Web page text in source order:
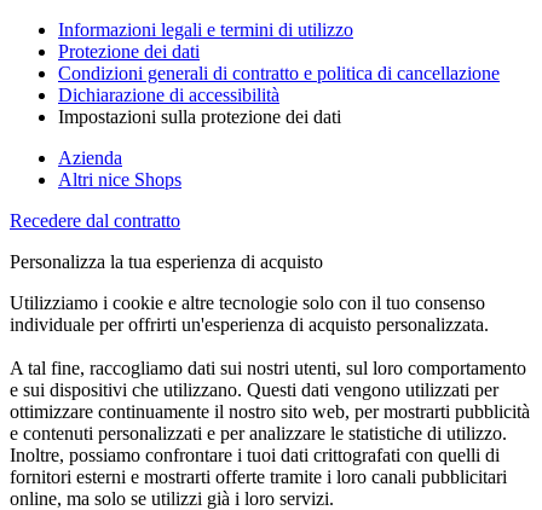
Informazioni legali e termini di utilizzo
Protezione dei dati
Condizioni generali di contratto e politica di cancellazione
Dichiarazione di accessibilità
Impostazioni sulla protezione dei dati
Azienda
Altri nice Shops
Recedere dal contratto
Personalizza la tua esperienza di acquisto
Utilizziamo i cookie e altre tecnologie solo con il tuo consenso
individuale per offrirti un'esperienza di acquisto personalizzata.
A tal fine, raccogliamo dati sui nostri utenti, sul loro comportamento
e sui dispositivi che utilizzano. Questi dati vengono utilizzati per
ottimizzare continuamente il nostro sito web, per mostrarti pubblicità
e contenuti personalizzati e per analizzare le statistiche di utilizzo.
Inoltre, possiamo confrontare i tuoi dati crittografati con quelli di
fornitori esterni e mostrarti offerte tramite i loro canali pubblicitari
online, ma solo se utilizzi già i loro servizi.